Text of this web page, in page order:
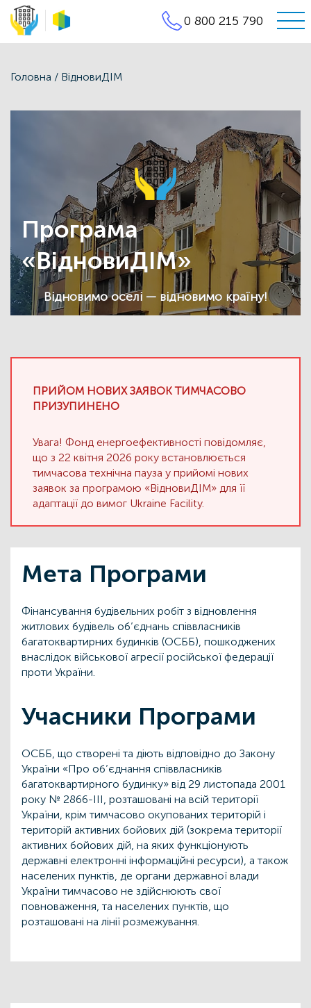
Фонд
0 800 215 790
Головна / ВiдновиДІМ
Програма
«ВідновиДІМ»
Відновимо оселі — відновимо країну!
ПРИЙОМ НОВИХ ЗАЯВОК ТИМЧАСОВО
ПРИЗУПИНЕНО
Увага! Фонд енергоефективності повідомляє,
що з 22 квітня 2026 року встановлюється
тимчасова технічна пауза у прийомі нових
заявок за програмою «ВідновиДІМ» для її
адаптації до вимог Ukraine Facility.
Мета Програми
Фінансування будівельних робіт з відновлення
житлових будівель об’єднань співвласників
багатоквартирних будинків (ОСББ), пошкоджених
внаслідок військової агресії російської федерації
проти України.
Учасники Програми
ОСББ, що створені та діють відповідно до Закону
України «Про об’єднання співвласників
багатоквартирного будинку» від 29 листопада 2001
року № 2866-III, розташовані на всій території
України, крім тимчасово окупованих територій і
територій активних бойових дій (зокрема території
активних бойових дій, на яких функціонують
державні електронні інформаційні ресурси), а також
населених пунктів, де органи державної влади
України тимчасово не здійснюють свої
повноваження, та населених пунктів, що
розташовані на лінії розмежування.